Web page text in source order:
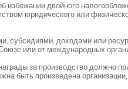
двойного
юридического или
субсидиями, доходами или
или от международных
за производство должно
быть произведена